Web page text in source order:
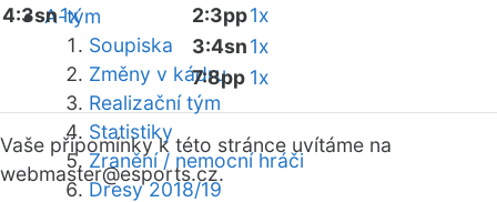
A-tým
Soupiska
Změny v kádru
Realizační tým
Statistiky
Zranění / nemocní hráči
Dresy 2018/19
4:3sn1x 2:3pp1x
3:4sn1x
7:8pp 1x
Vaše připomínky k této stránce uvítáme na
webmaster@esports.cz.